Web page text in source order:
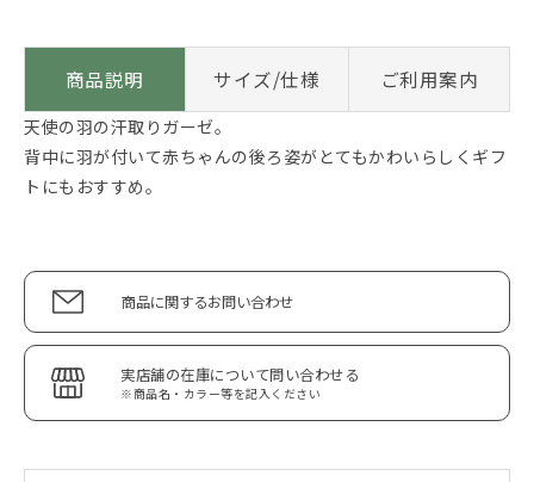
商品説明 サイズ/仕様 ご利用案内
天使の羽の汗取りガーゼ。
背中に羽が付いて赤ちゃんの後ろ姿がとてもかわいらしくギフ
トにもおすすめ。
商品に関するお問い合わせ
実店舗の在庫について問い合わせる
※商品名・カラー等を記入ください